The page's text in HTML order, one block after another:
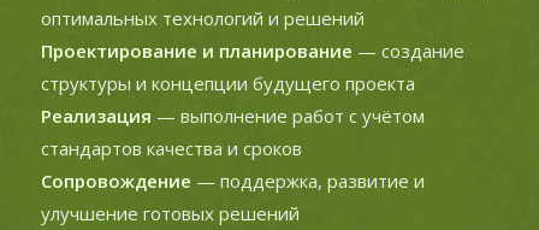
оптимальных технологий и решений
Проектирование и планирование — создание
структуры и концепции будущего проекта
Реализация — выполнение работ с учётом
стандартов качества и сроков
Сопровождение — поддержка, развитие и
улучшение готовых решений